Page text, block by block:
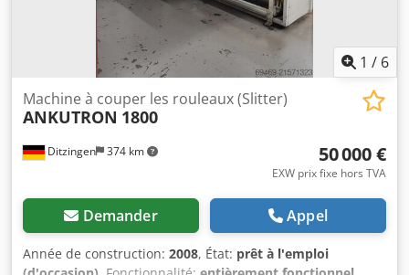
1 / 6
Ditzingen 374 km
Machine à couper les rouleaux (Slitter)
ANKUTRON 1800
50 000 €
EXW prix fixe hors TVA
Demander Appel
Année de construction: 2008, État: prêt à l'emploi